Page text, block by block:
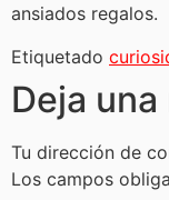
ansiados regalos.
Etiquetado
Deja
Tu dirección de
Los campos